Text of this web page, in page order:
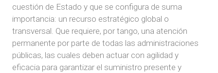
cuestión de Estado y que se configura de suma
importancia: un recurso estratégico global o
transversal. Que requiere, por tango, una atención
permanente por parte de todas las administraciones
públicas, las cuales deben actuar con agilidad y
eficacia para garantizar el suministro presente y